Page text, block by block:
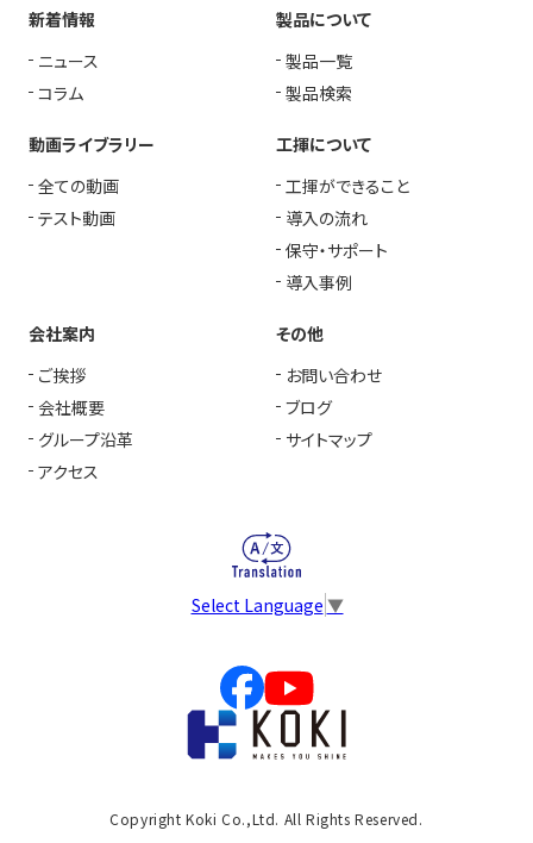
新着情報
ニュース
コラム
製品について
製品一覧
製品検索
動画ライブラリー
全ての動画
テスト動画
工揮について
工揮ができること
導入の流れ
保守・サポート
導入事例
会社案内
ご挨拶
会社概要
グループ沿革
アクセス
その他
お問い合わせ
ブログ
サイトマップ
Select Language ▼
Copyright Koki Co.,Ltd. All Rights Reserved.